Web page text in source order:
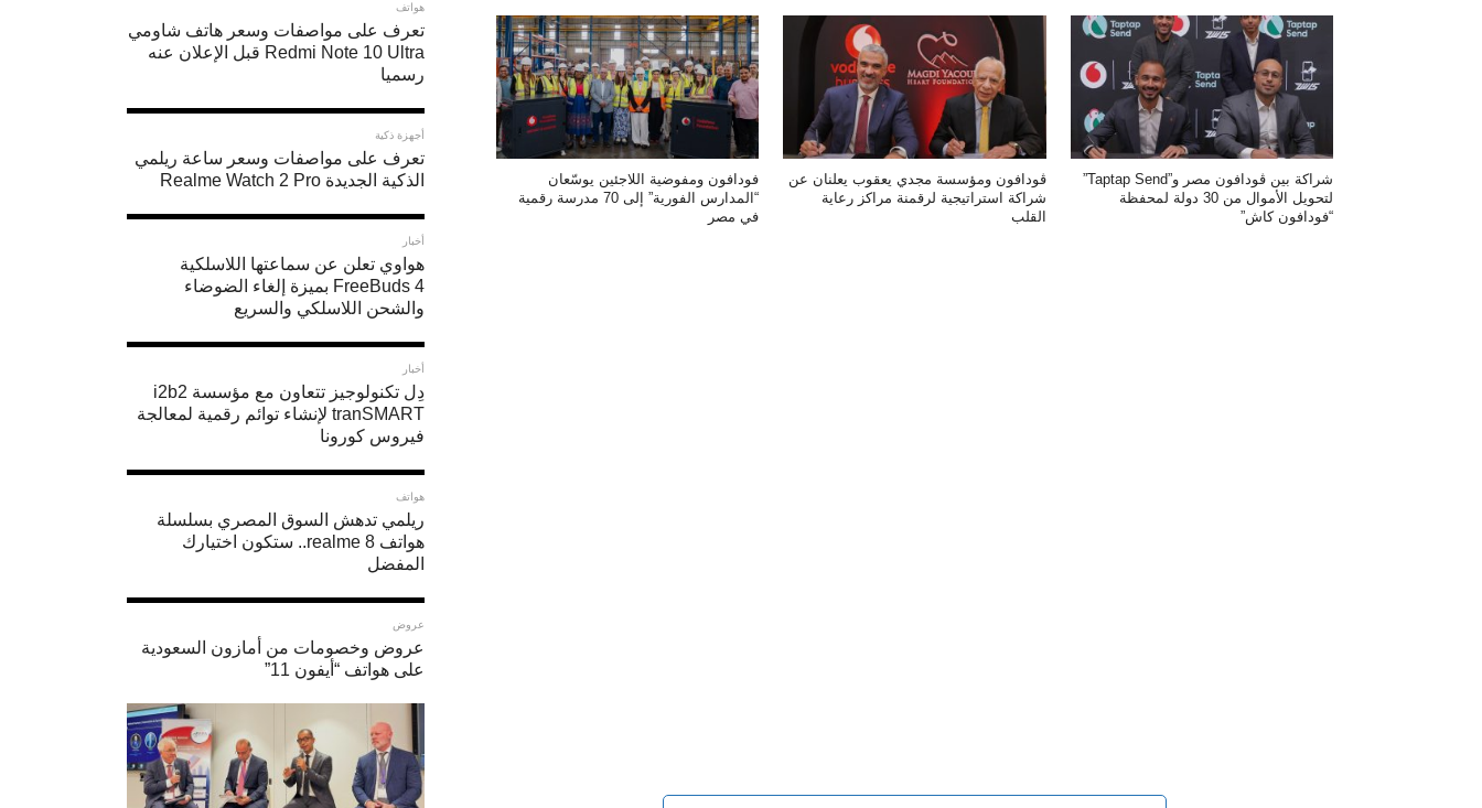
شراكة بين ڤودافون مصر و”Taptap Send”
لتحويل الأموال من 30 دولة لمحفظة
“فودافون كاش”
ڤودافون ومؤسسة مجدي يعقوب يعلنان عن
شراكة استراتيجية لرقمنة مراكز رعاية
القلب
فودافون ومفوضية اللاجئين يوسّعان
“المدارس الفورية” إلى 70 مدرسة رقمية
في مصر
هواتف
تعرف على مواصفات وسعر هاتف شاومي
Redmi Note 10 Ultra قبل الإعلان عنه
رسميا
أجهزة ذكية
تعرف على مواصفات وسعر ساعة ريلمي
الذكية الجديدة Realme Watch 2 Pro
أخبار
هواوي تعلن عن سماعتها اللاسلكية
FreeBuds 4 بميزة إلغاء الضوضاء
والشحن اللاسلكي والسريع
أخبار
دِل تكنولوجيز تتعاون مع مؤسسة i2b2
tranSMART لإنشاء توائم رقمية لمعالجة
فيروس كورونا
هواتف
ريلمي تدهش السوق المصري بسلسلة
هواتف realme 8.. ستكون اختيارك
المفضل
عروض
عروض وخصومات من أمازون السعودية
على هواتف “أيفون 11”